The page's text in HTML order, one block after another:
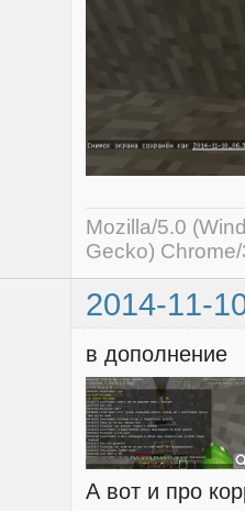
Mozilla/5.0
Gecko)
2014-11-
в дополнение
А вот и про